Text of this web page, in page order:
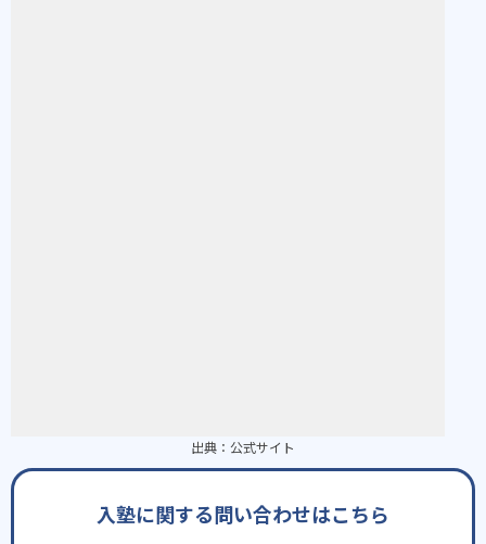
出典： 公式サイト
入塾に関する問い合わせはこちら